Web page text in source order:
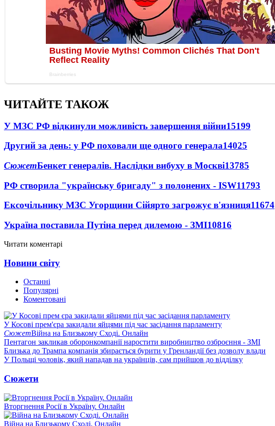
ЧИТАЙТЕ ТАКОЖ
У МЗС РФ відкинули можливість завершення війни15199
Другий за день: у РФ поховали ще одного генерала14025
СюжетБенкет генералів. Наслідки вибуху в Москві13785
РФ створила "українську бригаду" з полонених - ISW11793
Ексочільнику МЗС Угорщини Сійярто загрожує в'язниця11674
Україна поставила Путіна перед дилемою - ЗМІ10816
Читати коментарі
Новини світу
Останні
Популярні
Коментовані
У Косові прем'єра закидали яйцями під час засідання парламенту
СюжетВійна на Близькому Сході. Онлайн
Пентагон закликав оборонкомпанії наростити виробництво озброєння - ЗМІ
Близька до Трампа компанія збирається бурити у Гренландії без дозволу влади
У Польщі чоловік, який нападав на українців, сам прийшов до відділку
Сюжети
Вторгнення Росії в Україну. Онлайн
Війна на Близькому Сході. Онлайн